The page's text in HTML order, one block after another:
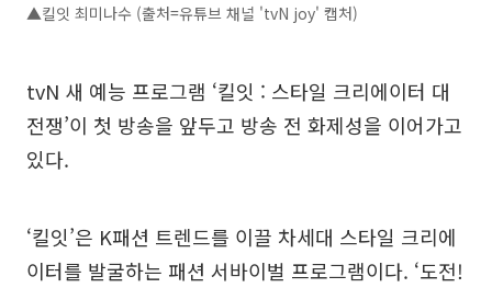
▲킬잇 최미나수 (출처=유튜브 채널 'tvN joy' 캡처)
tvN 새 예능 프로그램 ‘킬잇 : 스타일 크리에이터 대
전쟁’이 첫 방송을 앞두고 방송 전 화제성을 이어가고
있다.
‘킬잇’은 K패션 트렌드를 이끌 차세대 스타일 크리에
이터를 발굴하는 패션 서바이벌 프로그램이다. ‘도전!